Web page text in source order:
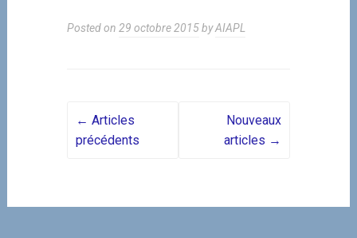
Posted on 29 octobre 2015byAIAPL
Posts navigation
← Articles
précédents
Nouveaux
articles →